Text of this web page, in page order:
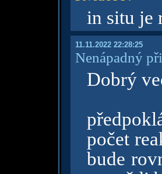
in situ je
11.11.2022 22:28:25
Nenápadný
Dobrý
počet
bude